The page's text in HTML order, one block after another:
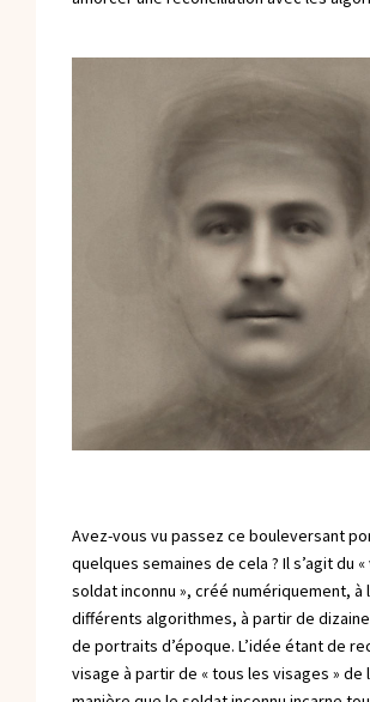
Avez-vous vu passez ce bouleversant
quelques semaines de cela ? Il s’agit du
soldat inconnu », créé numériquement, à
différents algorithmes, à partir de
de portraits d’époque. L’idée étant de
visage à partir de « tous les visages » de